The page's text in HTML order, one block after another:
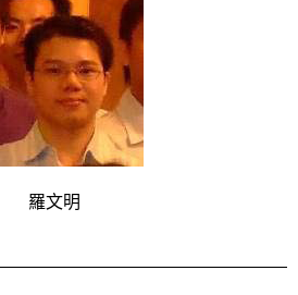
羅文明